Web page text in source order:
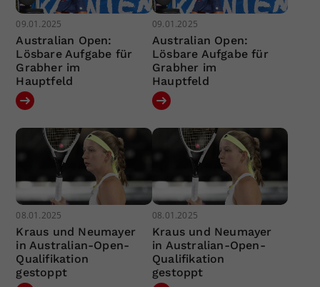
09.01.2025
Australian Open:
Lösbare Aufgabe für
Grabher im
Hauptfeld
09.01.2025
Australian Open:
Lösbare Aufgabe für
Grabher im
Hauptfeld
08.01.2025
Kraus und Neumayer
in Australian-Open-
Qualifikation
gestoppt
08.01.2025
Kraus und Neumayer
in Australian-Open-
Qualifikation
gestoppt